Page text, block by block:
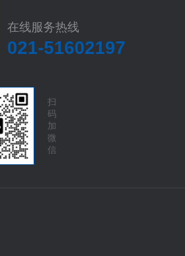
在线服务热线
021-51602197
扫
码
加
微
信